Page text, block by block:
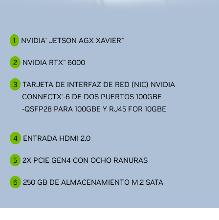
1 NVIDIA® JETSON AGX XAVIER™
2 NVIDIA RTX™ 6000
3 TARJETA DE INTERFAZ DE RED (NIC) NVIDIA
CONNECTX®-6 DE DOS PUERTOS 100GBE
-QSFP28 PARA 100GBE Y RJ45 FOR 10GBE
4 ENTRADA HDMI 2.0
5 2X PCIE GEN4 CON OCHO RANURAS
6 250 GB DE ALMACENAMIENTO M.2 SATA